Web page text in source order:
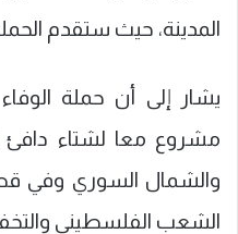
المدينة، حيث ستقدم الحملة 20 ليتر مازوت لكل
يشار إلى أن حملة
والشمال السوري وفي
الشعب الفلسطيني